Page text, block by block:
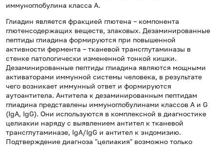
иммуноглобулина класса А.
Глиадин является фракцией глютена – компонента
глютенсодержащих веществ, злаковых. Дезаминированные
пептиды глиадина формируются при повышенной
активности фермента – тканевой трансглутаминазы в
стенке патологически измененной тонкой кишки.
Дезаминированные пептиды глиадина являются мощными
активаторами иммунной системы человека, в результате
чего возникает иммунный ответ и формируются
аутоантитела. Антитела к дезаминированным пептидам
глиадина представлены иммуноглобулинами классов A и G
(IgA, IgG). Они используются в комплексной в диагностике
целиакии наряду с выявлением антител к тканевой
трансглутаминазе, IgA/IgG и антител к эндомизию.
Подтверждение диагноза "целиакия" возможно только